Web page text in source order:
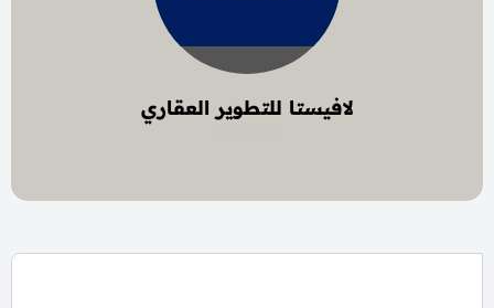
لافيستا للتطوير العقاري